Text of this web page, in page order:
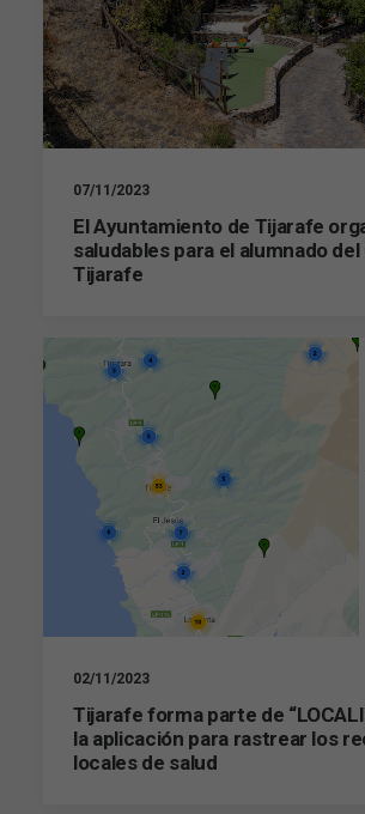
07/11/2023
El Ayuntamiento de Tijarafe
saludables para el alumnado del
Tijarafe
02/11/2023
Tijarafe forma parte de
la aplicación para rastrear los
locales de salud